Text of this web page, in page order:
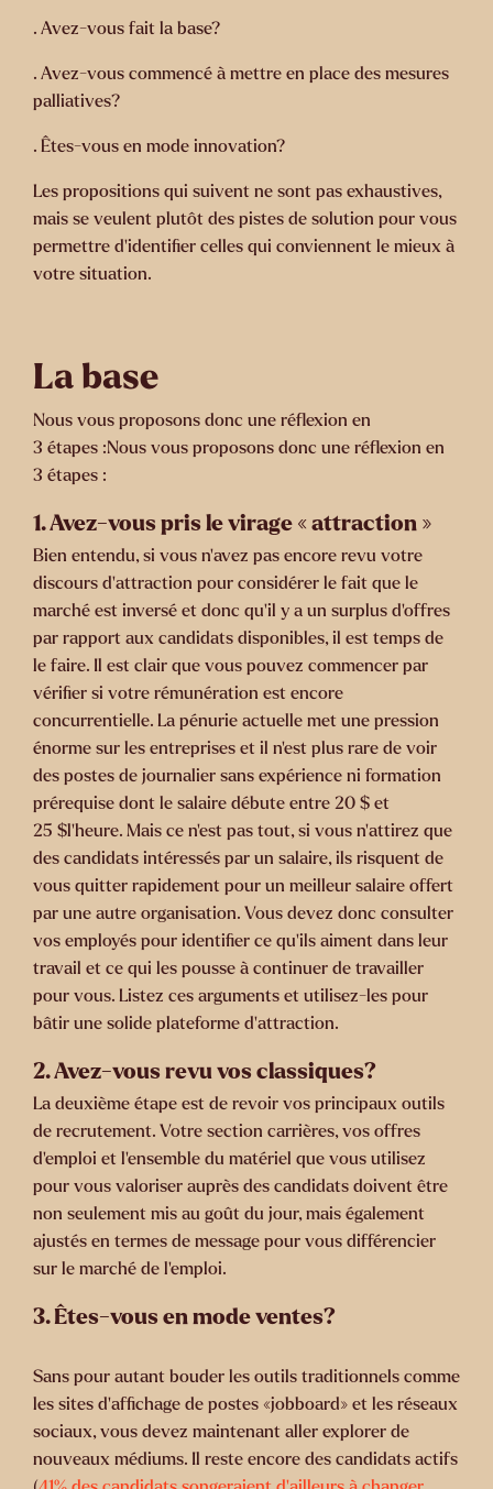
. Avez-vous fait la base?
. Avez-vous commencé à mettre en place des mesures
palliatives?
. Êtes-vous en mode innovation?
Les propositions qui suivent ne sont pas exhaustives,
mais se veulent plutôt des pistes de solution pour vous
permettre d’identifier celles qui conviennent le mieux à
votre situation.
La base
Nous vous proposons donc une réflexion en
3 étapes :Nous vous proposons donc une réflexion en
3 étapes :
1. Avez-vous pris le virage « attraction »
Bien entendu, si vous n’avez pas encore revu votre
discours d’attraction pour considérer le fait que le
marché est inversé et donc qu’il y a un surplus d’offres
par rapport aux candidats disponibles, il est temps de
le faire. Il est clair que vous pouvez commencer par
vérifier si votre rémunération est encore
concurrentielle. La pénurie actuelle met une pression
énorme sur les entreprises et il n’est plus rare de voir
des postes de journalier sans expérience ni formation
prérequise dont le salaire débute entre 20 $ et
25 $l’heure. Mais ce n’est pas tout, si vous n’attirez que
des candidats intéressés par un salaire, ils risquent de
vous quitter rapidement pour un meilleur salaire offert
par une autre organisation. Vous devez donc consulter
vos employés pour identifier ce qu’ils aiment dans leur
travail et ce qui les pousse à continuer de travailler
pour vous. Listez ces arguments et utilisez-les pour
bâtir une solide plateforme d’attraction.
2. Avez-vous revu vos classiques?
La deuxième étape est de revoir vos principaux outils
de recrutement. Votre section carrières, vos offres
d’emploi et l’ensemble du matériel que vous utilisez
pour vous valoriser auprès des candidats doivent être
non seulement mis au goût du jour, mais également
ajustés en termes de message pour vous différencier
sur le marché de l’emploi.
3. Êtes-vous en mode ventes?
Sans pour autant bouder les outils traditionnels comme
les sites d’affichage de postes «jobboard» et les réseaux
sociaux, vous devez maintenant aller explorer de
nouveaux médiums. Il reste encore des candidats actifs